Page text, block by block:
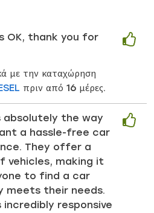
OK, thank you for
με την καταχώρηση
πριν από 16 μέρες.
absolutely the way
a hassle-free car
They offer a
vehicles, making it
to find a car
their needs.
incredibly responsive